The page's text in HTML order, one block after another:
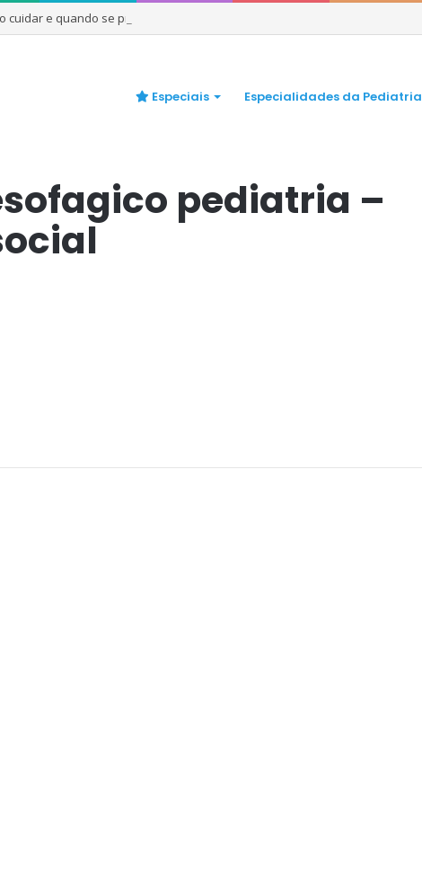
cuidar e quando se preocupar
Especiais Especialidades da Pediatria
pediatria –